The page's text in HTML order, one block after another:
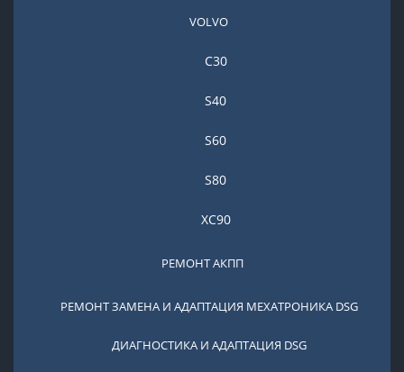
VOLVO
С30
S40
S60
S80
XC90
РЕМОНТ АКПП
РЕМОНТ ЗАМЕНА И АДАПТАЦИЯ МЕХАТРОНИКА DSG
ДИАГНОСТИКА И АДАПТАЦИЯ DSG